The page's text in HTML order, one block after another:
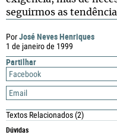
PorJosé Neves Henriques
1 de janeiro de 1999
Partilhar
Facebook
Email
Textos Relacionados(2)
Dúvidas
seguirmos as